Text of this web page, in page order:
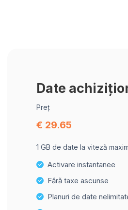
Date
Preț
€ 29.65
1 GB de date la viteză
Activare instantanee
Fără taxe ascunse
Planuri de date